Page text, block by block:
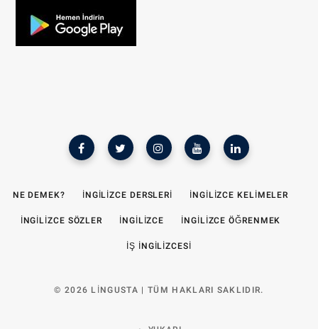
NE DEMEK? İNGILIZCE DERSLERI İNGILIZCE KELIMELER
İNGILIZCE SÖZLER İNGILIZCE İNGILIZCE ÖĞRENMEK
İŞ INGILIZCESI
© 2026 LINGUSTA | TÜM HAKLARI SAKLIDIR.